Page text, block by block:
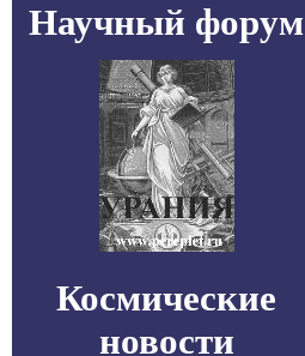
Научный форум
Космические
новости